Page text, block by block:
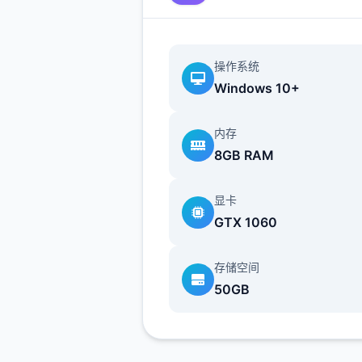
两条线，我都会讲（除了作者
操作系统
Windows 10+
内存
8GB RAM
显卡
GTX 1060
存储空间
50GB